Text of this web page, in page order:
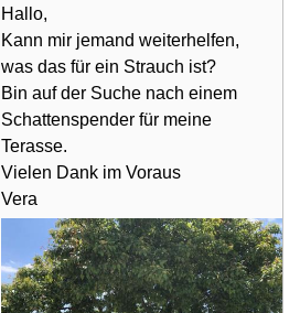
Hallo,
Kann mir jemand weiterhelfen,
was das für ein Strauch ist?
Bin auf der Suche nach einem
Schattenspender für meine
Terasse.
Vielen Dank im Voraus
Vera